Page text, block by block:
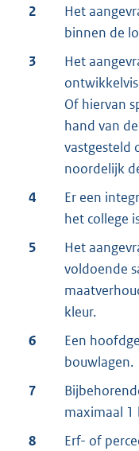
2
Het
binnen de
3
Het
Of hiervan
hand van
vastgesteld
noordelijk
4
Er een
het college
5
Het
voldoende
kleur.
6
Een
bouwlagen.
7
maximaal 1
8
Erf- of